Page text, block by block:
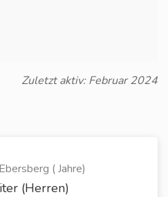
Zuletzt aktiv: Februar 2024
( Jahre)
(Herren)